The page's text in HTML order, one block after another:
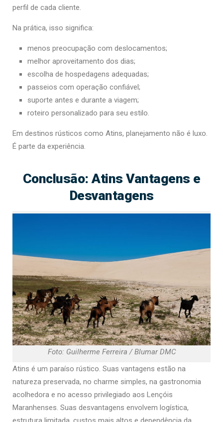
perfil de cada cliente.
Na prática, isso significa:
menos preocupação com deslocamentos;
melhor aproveitamento dos dias;
escolha de hospedagens adequadas;
passeios com operação confiável;
suporte antes e durante a viagem;
roteiro personalizado para seu estilo.
Em destinos rústicos como Atins, planejamento não é luxo.
É parte da experiência.
Conclusão: Atins Vantagens e
Desvantagens
Foto: Guilherme Ferreira / Blumar DMC
Atins é um paraíso rústico. Suas vantagens estão na
natureza preservada, no charme simples, na gastronomia
acolhedora e no acesso privilegiado aos Lençóis
Maranhenses. Suas desvantagens envolvem logística,